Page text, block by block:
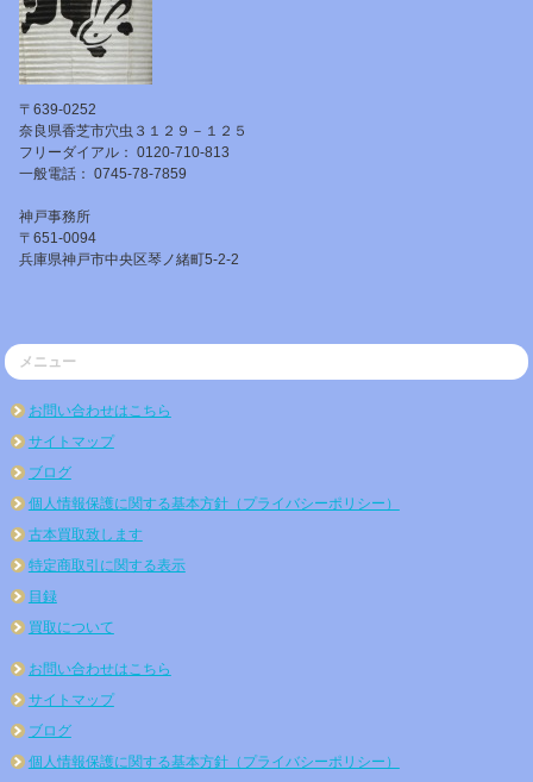
〒639-0252
奈良県香芝市穴虫３１２９－１２５
フリーダイアル： 0120-710-813
一般電話： 0745-78-7859
神戸事務所
〒651-0094
兵庫県神戸市中央区琴ノ緒町5-2-2
メニュー
お問い合わせはこちら
サイトマップ
ブログ
個人情報保護に関する基本方針（プライバシーポリシー）
古本買取致します
特定商取引に関する表示
目録
買取について
お問い合わせはこちら
サイトマップ
ブログ
個人情報保護に関する基本方針（プライバシーポリシー）